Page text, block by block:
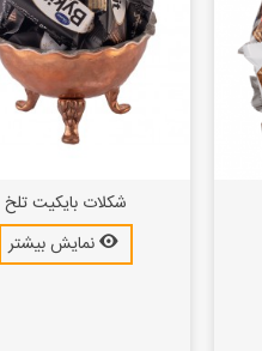
شکلات بایکیت تلخ
نمایش بیشتر